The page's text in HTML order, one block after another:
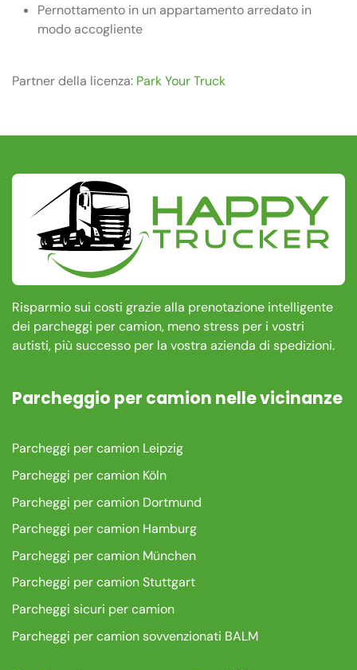
Pernottamento in un appartamento arredato in
modo accogliente
Partner della licenza: Park Your Truck
Risparmio sui costi grazie alla prenotazione intelligente
dei parcheggi per camion, meno stress per i vostri
autisti, più successo per la vostra azienda di spedizioni.
Parcheggio per camion nelle vicinanze
Parcheggi per camion Leipzig
Parcheggi per camion Köln
Parcheggi per camion Dortmund
Parcheggi per camion Hamburg
Parcheggi per camion München
Parcheggi per camion Stuttgart
Parcheggi sicuri per camion
Parcheggi per camion sovvenzionati BALM